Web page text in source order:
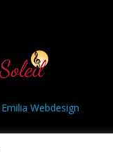
Emilia Webdesign